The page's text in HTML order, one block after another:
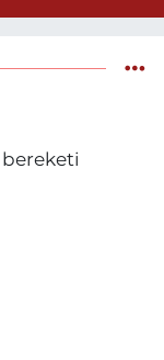
bereketi